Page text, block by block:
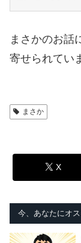
まさかのお話
寄せられてい
まさか
X
今、あなたにオ